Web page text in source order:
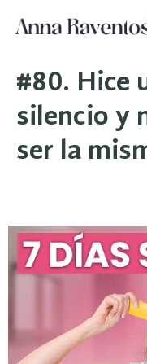
#80. Hice
silencio y
ser la